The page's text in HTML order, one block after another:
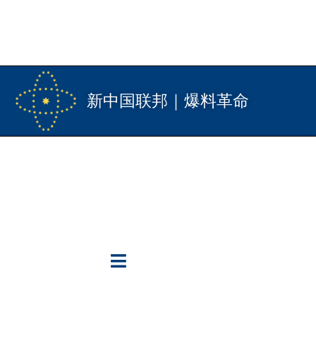
新中国联邦｜爆料革命